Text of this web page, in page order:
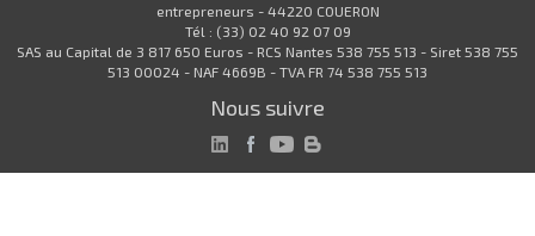
entrepreneurs - 44220 COUERON
Tél : (33) 02 40 92 07 09
SAS au Capital de 3 817 650 Euros - RCS Nantes 538 755 513 - Siret 538 755
513 00024 - NAF 4669B - TVA FR 74 538 755 513
Nous suivre